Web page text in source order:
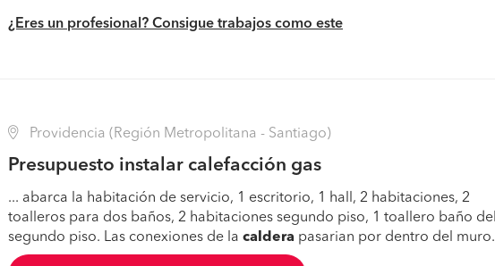
¿Eres un profesional? Consigue trabajos como este
Providencia (Región Metropolitana - Santiago)
Presupuesto instalar calefacción gas
... abarca la habitación de servicio, 1 escritorio, 1 hall, 2 habitaciones, 2
toalleros para dos baños, 2 habitaciones segundo piso, 1 toallero baño del
segundo piso. Las conexiones de la caldera pasarian por dentro del muro.